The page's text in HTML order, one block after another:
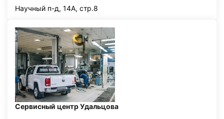
Научный п-д, 14А, стр.8
Сервисный центр Удальцова